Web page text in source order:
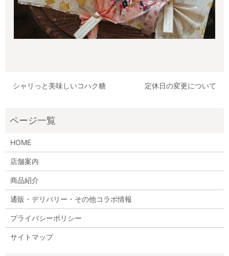
シャリっと美味しいコハク糖 定休日の変更について
HOME
店舗案内
商品紹介
通販・デリバリー・その他コラボ情報
プライバシーポリシー
サイトマップ